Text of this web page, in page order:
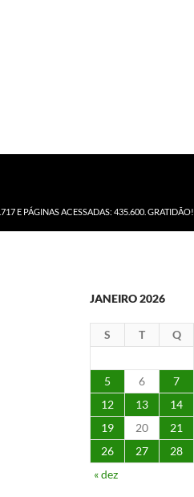
E PÁGINAS ACESSADAS: 435.600. GRATIDÃO!
JANEIRO 2026
S T Q
5
6 7
12
13 14
19
20 21
26
27 28
« dez